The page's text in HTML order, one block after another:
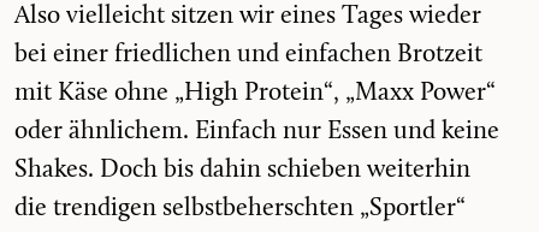
Also vielleicht sitzen wir eines Tages wieder
bei einer friedlichen und einfachen Brotzeit
mit Käse ohne „High Protein“, „Maxx Power“
oder ähnlichem. Einfach nur Essen und keine
Shakes. Doch bis dahin schieben weiterhin
die trendigen selbstbeherschten „Sportler“